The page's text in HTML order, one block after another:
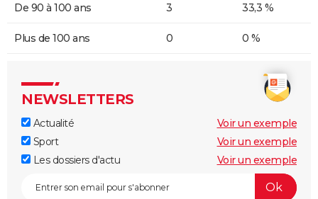
De 90 à 100 ans 3 33,3 %
Plus de 100 ans 0 0 %
NEWSLETTERS
Actualité
Voir un exemple
Sport
Voir un exemple
Les dossiers d'actu
Voir un exemple